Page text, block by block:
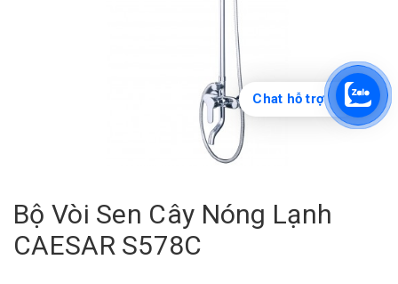
Bộ Vòi Sen Cây Nóng Lạnh
CAESAR S578C
Chat hỗ trợ